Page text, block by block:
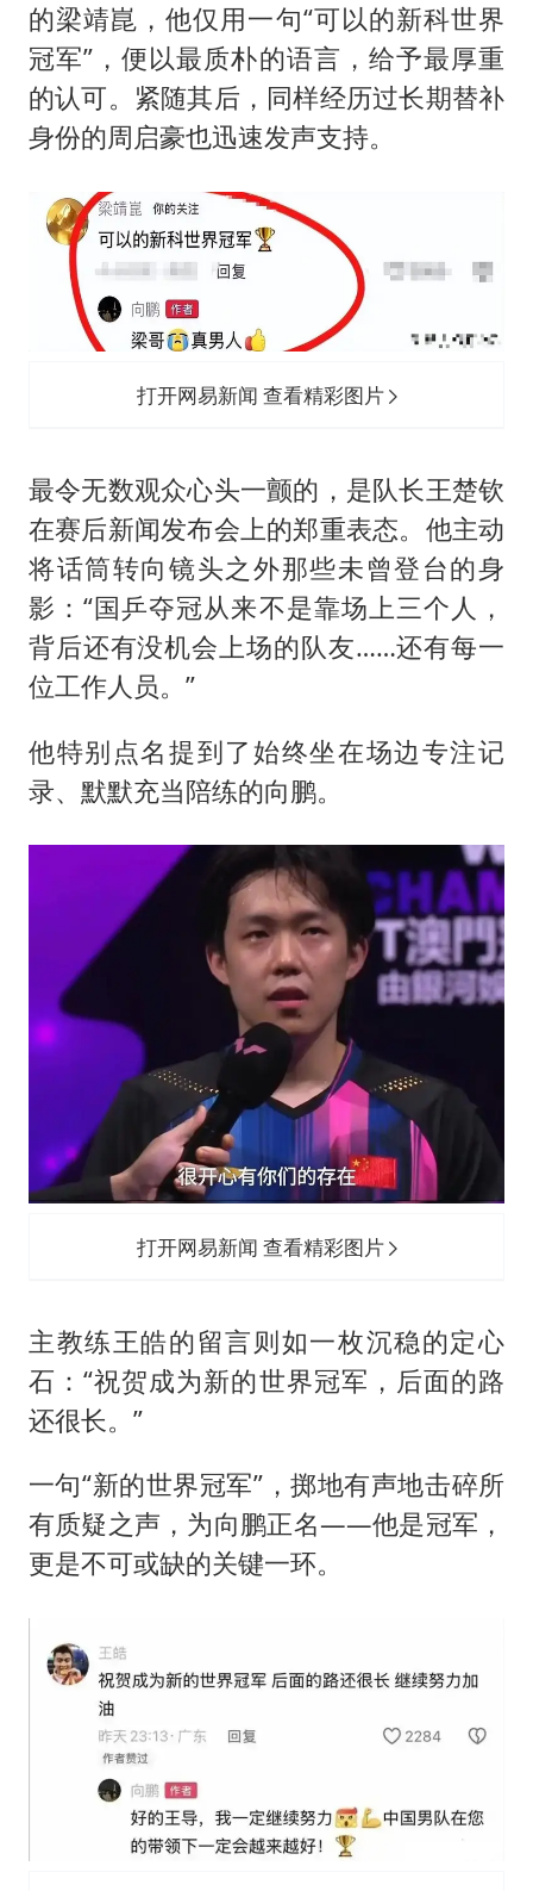
的梁靖崑，他仅用一句“可以的新科世界
冠军”，便以最质朴的语言，给予最厚重
的认可。紧随其后，同样经历过长期替补
身份的周启豪也迅速发声支持。
打开网易新闻 查看精彩图片
最令无数观众心头一颤的，是队长王楚钦
在赛后新闻发布会上的郑重表态。他主动
将话筒转向镜头之外那些未曾登台的身
影：“国乒夺冠从来不是靠场上三个人，
背后还有没机会上场的队友……还有每一
位工作人员。”
他特别点名提到了始终坐在场边专注记
录、默默充当陪练的向鹏。
打开网易新闻 查看精彩图片
主教练王皓的留言则如一枚沉稳的定心
石：“祝贺成为新的世界冠军，后面的路
还很长。”
一句“新的世界冠军”，掷地有声地击碎所
有质疑之声，为向鹏正名——他是冠军，
更是不可或缺的关键一环。